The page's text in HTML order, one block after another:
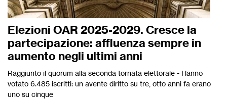
Elezioni OAR 2025-2029. Cresce la
partecipazione: affluenza sempre in
aumento negli ultimi anni
Raggiunto il quorum alla seconda tornata elettorale - Hanno
votato 6.485 iscritti: un avente diritto su tre, otto anni fa erano
uno su cinque